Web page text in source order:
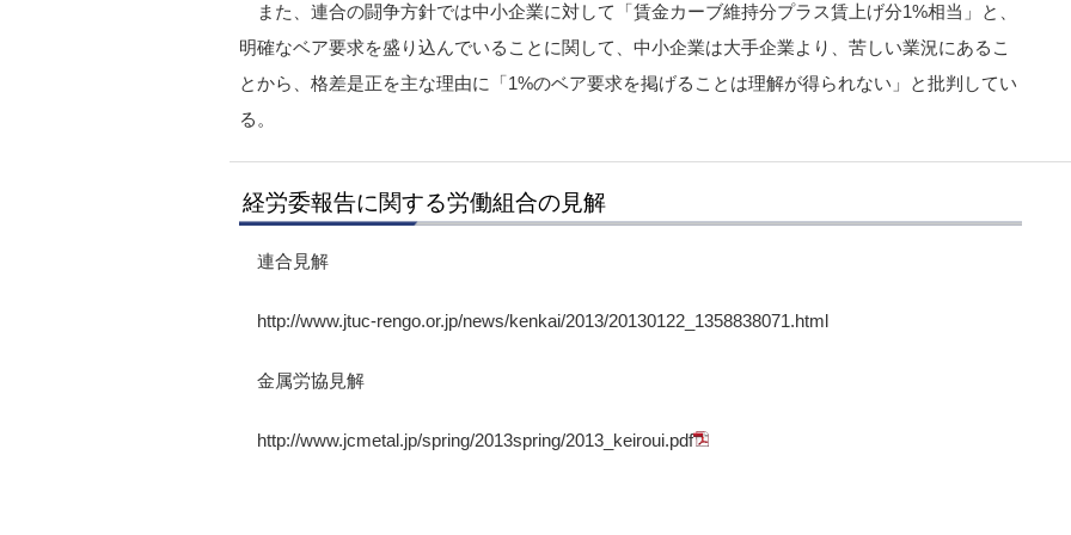
また、連合の闘争方針では中小企業に対して「賃金カーブ維持分プラス賃上げ分1%相当」と、
明確なベア要求を盛り込んでいることに関して、中小企業は大手企業より、苦しい業況にあるこ
とから、格差是正を主な理由に「1%のベア要求を掲げることは理解が得られない」と批判してい
る。
経労委報告に関する労働組合の見解
連合見解
http://www.jtuc-rengo.or.jp/news/kenkai/2013/20130122_1358838071.html
金属労協見解
http://www.jcmetal.jp/spring/2013spring/2013_keiroui.pdf